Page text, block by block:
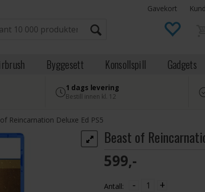
Gavekort
Byggesett Konsollspill Gadgets
1 dags levering
Bestill innen kl. 12
Reincarnation Deluxe Ed PS5
Beast of
599,-
Antall: - +